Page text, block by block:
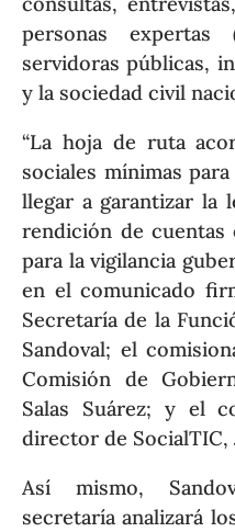
personas expertas
servidoras públicas,
y la sociedad civil
“La hoja de ruta
sociales mínimas
llegar a garantizar la
rendición de cuentas
para la vigilancia
en el comunicado
Secretaría de la
Sandoval; el
Comisión de
Salas Suárez; y el
director de SocialTIC,
Así mismo,
secretaría analizará